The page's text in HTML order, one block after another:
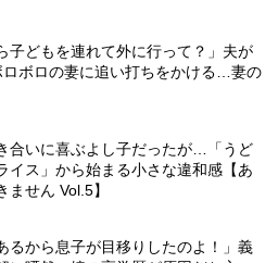
子どもを連れて外に行って？」夫が
ロボロの妻に追い打ちをかける…妻の
合いに喜ぶよし子だったが…「うど
イス」から始まる小さな違和感【あ
ません Vol.5】
るから息子が目移りしたのよ！」義